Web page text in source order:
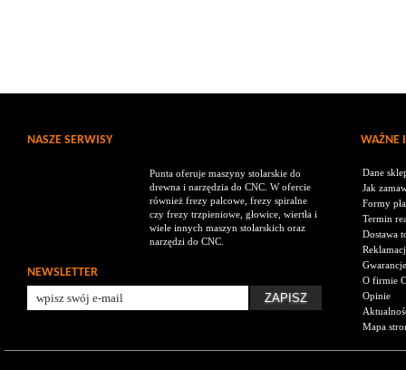
NASZE SERWISY WAŻNE
Punta oferuje maszyny stolarskie do
drewna i narzędzia do CNC. W ofercie
również frezy palcowe, frezy spiralne
czy frezy trzpieniowe, głowice, wiertła i
wiele innych maszyn stolarskich oraz
narzędzi do CNC.
NEWSLETTER
Dane
Jak
Formy
Termin
Dostawa
Gwarancje
O firmie
Opinie
Mapa